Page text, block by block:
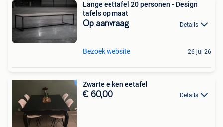
Lange eettafel 20 personen - Design
tafels op maat
Op aanvraag Details
Bezoek website 26 jul 26
Zwarte eiken eetafel
€ 60,00 Details